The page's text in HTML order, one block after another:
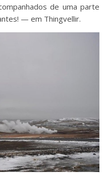
de uma parte
— em Thingvellir.